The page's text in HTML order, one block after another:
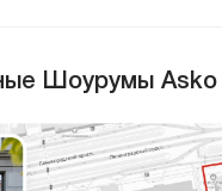
только при 100%
у менеджера.
Шоурумы Asko